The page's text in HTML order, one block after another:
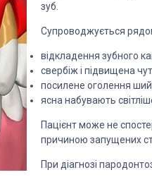
зуб.
Супроводжується
відкладення зубного
свербіж і підвищена
посилене оголення
ясна набувають
Пацієнт може не
причиною запущених
При діагнозі